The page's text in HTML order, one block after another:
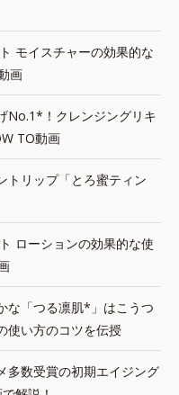
モイスチャーの効果的な
画
No.1*！クレンジングリキ
TO動画
トリップ「とろ蜜ティン
ローションの効果的な使
な「つる凛肌*」はこうつ
使い方のコツを伝授
多数受賞の初期エイジング